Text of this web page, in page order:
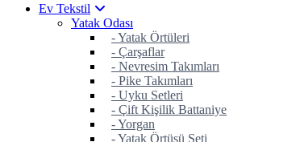
Ev Tekstil
Yatak Odası
- Yatak Örtüleri
- Çarşaflar
- Nevresim Takımları
- Pike Takımları
- Uyku Setleri
- Çift Kişilik Battaniye
- Yorgan
- Yatak Örtüsü Seti